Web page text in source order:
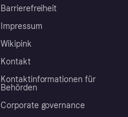
Barrierefreiheit
Impressum
Wikipink
Kontakt
Kontaktinformationen für
Behörden
Corporate governance